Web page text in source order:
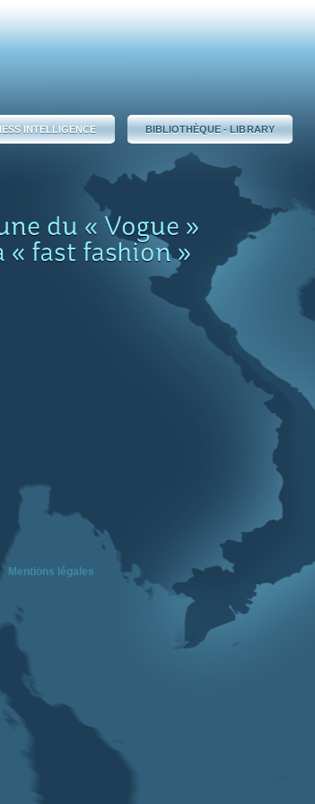
INTELLIGENCE BIBLIOTHÈQUE - LIBRARY
du « Vogue »
« fast fashion »
Mentions légales